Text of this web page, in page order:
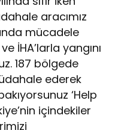
aracımız
anda mücadele
İHA’larla yangını
187 bölgede
ederek
‘Help
içindekiler